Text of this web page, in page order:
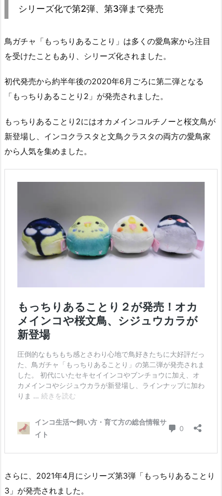
シリーズ化で第2弾、第3弾まで発売
鳥ガチャ「もっちりあることり」は多くの愛鳥家から注目
を受けたこともあり、シリーズ化されました。
初代発売から約半年後の2020年6月ごろに第二弾となる
「もっちりあることり2」が発売されました。
もっちりあることり2にはオカメインコルチノーと桜文鳥が
新登場し、インコクラスタと文鳥クラスタの両方の愛鳥家
から人気を集めました。
さらに、2021年4月にシリーズ第3弾「もっちりあることり
3」が発売されました。